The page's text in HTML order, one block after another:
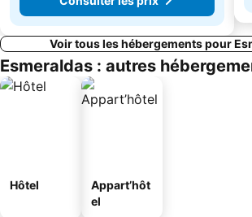
Voir tous les hébergements pour
Esmeraldas : autres
Hôtel
Appart’hôt
el